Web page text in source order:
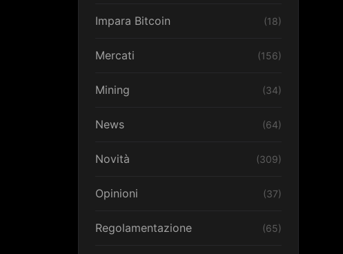
Impara Bitcoin (18)
Mercati (156)
Mining (34)
News (64)
Novità (309)
Opinioni (37)
Regolamentazione (65)